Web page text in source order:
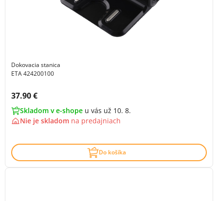
Dokovacia stanica
ETA 424200100
Cena s DPH:
37.90 €
Skladom v e-shope u vás už 10. 8.
Nie je skladom na predajniach
Do košíka